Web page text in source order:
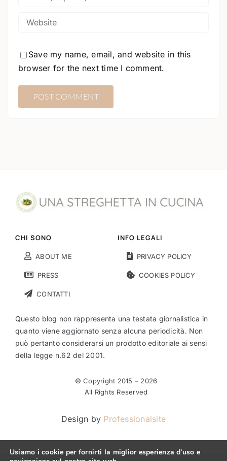
Save my name, email, and website in this
browser for the next time I comment.
CHI SONO
ABOUT ME
PRESS
CONTATTI
INFO LEGALI
PRIVACY POLICY
COOKIES POLICY
Questo blog non rappresenta una testata giornalistica in
quanto viene aggiornato senza alcuna periodicità. Non
può pertanto considerarsi un prodotto editoriale ai sensi
della legge n.62 del 2001.
© Copyright 2015 – 2026
All Rights Reserved
Design by Professionalsite
Usiamo i cookie per fornirti la miglior esperienza d'uso e